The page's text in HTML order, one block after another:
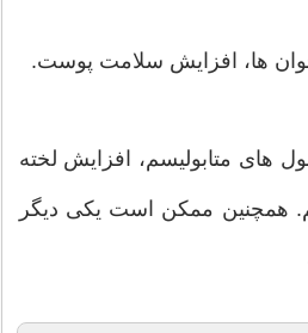
ها، افزایش سلامت پوست.
های متابولیسم، افزایش لخته
همچنین ممکن است یکی دیگر